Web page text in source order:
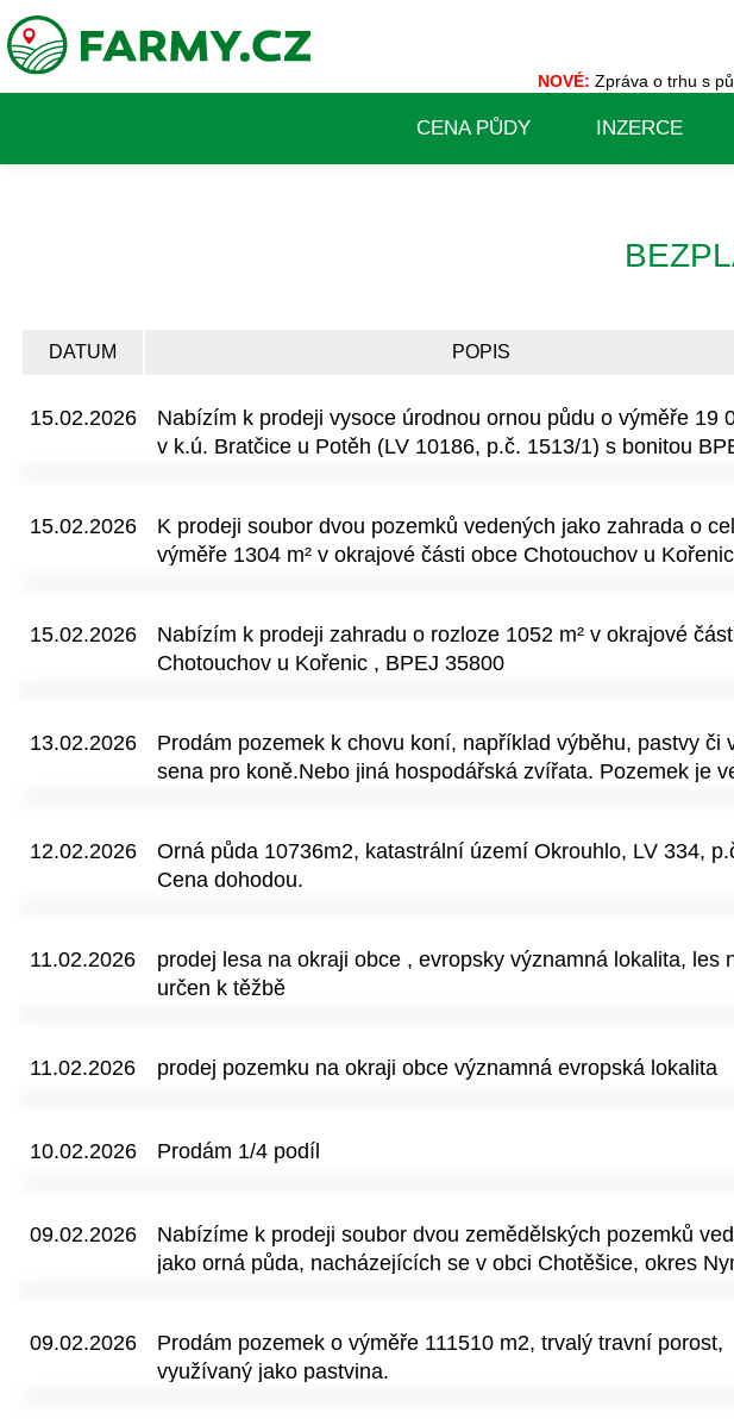
NOVÉ:Zpráva o trhu s
CENA PŮDY INZERCE
DATUM POPIS
15.02.2026
Nabízím k prodeji vysoce úrodnou ornou půdu o výměře 19
v k.ú. Bratčice u Potěh (LV 10186, p.č. 1513/1) s bonitou
15.02.2026
K prodeji soubor dvou pozemků vedených jako zahrada o
výměře 1304 m² v okrajové části obce Chotouchov u
15.02.2026
Nabízím k prodeji zahradu o rozloze 1052 m² v okrajové
Chotouchov u Kořenic , BPEJ 35800
13.02.2026
Prodám pozemek k chovu koní, například výběhu, pastvy či
sena pro koně.Nebo jiná hospodářská zvířata. Pozemek je
Nyní za stejnou cenu prodáváme (nejsme
to co jsme investovali nic vic!!Pouze jsme ukončili
budoucna.Je možné take čerpat dotace na EKO
by měl zájem. My už bohužel nevyužijeme. Inzerat platí do
12.02.2026
Orná půda 10736m2, katastrální území Okrouhlo, LV 334,
Cena dohodou.
11.02.2026
prodej lesa na okraji obce , evropsky významná lokalita, les
určen k těžbě
11.02.2026 prodej pozemku na okraji obce významná evropská lokalita
10.02.2026 Prodám 1/4 podíl
09.02.2026
Nabízíme k prodeji soubor dvou zemědělských pozemků
jako orná půda, nacházejících se v obci Chotěšice, okres
873 m² Celková výměra činí 247 544 m², tj. 24, 75 ha.
jsou prodávány výhradně jako celek. Pozemky jsou
09.02.2026
Prodám pozemek o výměře 111510 m2, trvalý travní porost,
využívaný jako pastvina.